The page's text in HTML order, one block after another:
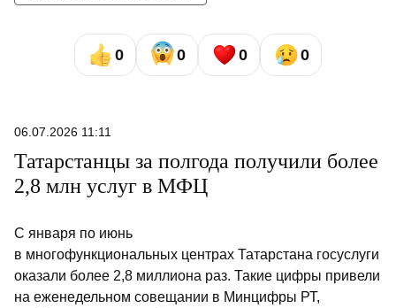
0 0 0 0
06.07.2026 11:11
Татарстанцы за полгода получили более
2,8 млн услуг в МФЦ
С января по июнь
в многофункциональных центрах Татарстана госуслуги
оказали более 2,8 миллиона раз. Такие цифры привели
на еженедельном совещании в Минцифры РТ,